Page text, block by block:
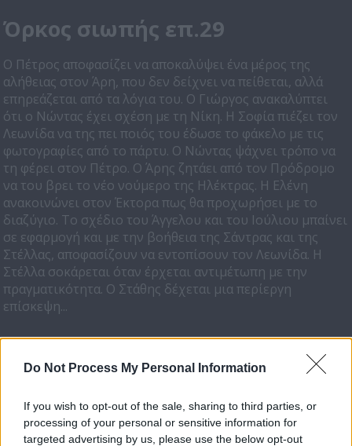
Do Not Process My Personal Information
If you wish to opt-out of the sale, sharing to third parties, or
processing of your personal or sensitive information for
targeted advertising by us, please use the below opt-out
Όρκος σιωπής επ.29
Ο Πέτρος αποφασίζει να αποκαλύψει ένα μέρος της
αλήθειας στον Άρη, που δεν δείχνει να πείθεται, αλλά
επηρεάζεται από τα λόγια του. Ο Γιώργος ανακαλύπτει
ότι ο Νώντας έχει σχέση με τη Νίκη. Η Σοφία πιέζει τον
Λεωνίδα να της πει ποιός του έδωσε το φάκελο με τις
φωτογραφίες από το πάρτυ. Ο Νώντας ψάχνει τρόπο να
τη φέρει στον Πέτρο. Ο Άρης ζητάει από τον Πρόδρομο
να του βρει το νέο νούμερο της Ηλέκτρας. Η Ελένη
ανακοινώνει στον Έκτορα πως θα προχωρήσει με το
διαζύγιο. Το σχέδιο του Άγγελου και του Ιούλιου μπαίνει
σε εφαρμογή και με την βοήθεια της Σάντρας και της
Στέλλας, αποφασίζουν να εντοπίσουν τον Λεωνίδα. Η
Στέλλα σοκάρεται όταν έρχεται αντιμέτωπη με την
πραγματικότητα. Ο Στάθης δέχεται μια περίεργη
επίσκεψη...